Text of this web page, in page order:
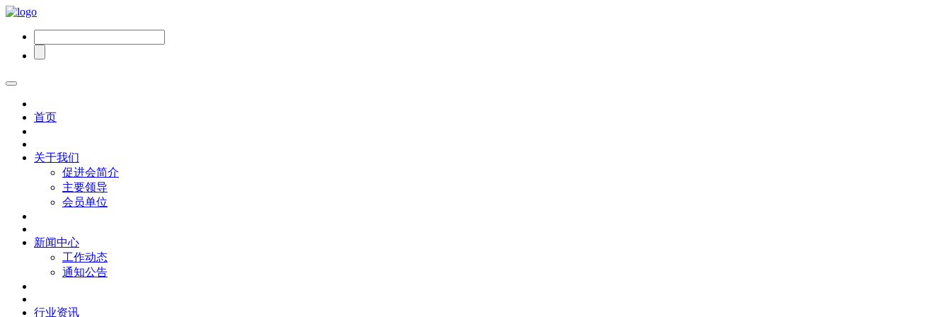
首页
关于我们
促进会简介
主要领导
会员单位
新闻中心
工作动态
通知公告
行业资讯